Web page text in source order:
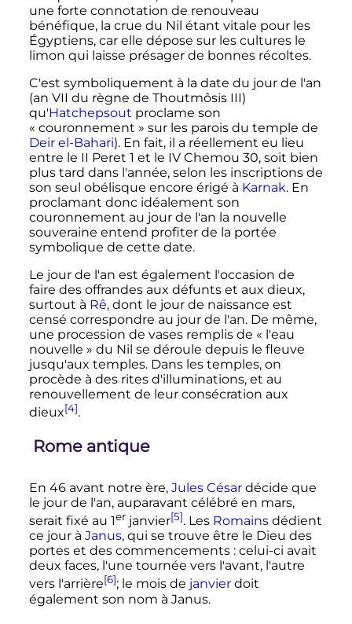
une forte connotation de renouveau
bénéfique, la crue du Nil étant vitale pour les
Égyptiens, car elle dépose sur les cultures le
limon qui laisse présager de bonnes récoltes.
C'est symboliquement à la date du jour de l'an
(an VII du règne de Thoutmôsis III)
qu'Hatchepsout proclame son
« couronnement » sur les parois du temple de
Deir el-Bahari). En fait, il a réellement eu lieu
entre le II Peret 1 et le IV Chemou 30, soit bien
plus tard dans l'année, selon les inscriptions de
son seul obélisque encore érigé à Karnak. En
proclamant donc idéalement son
couronnement au jour de l'an la nouvelle
souveraine entend profiter de la portée
symbolique de cette date.
Le jour de l'an est également l'occasion de
faire des offrandes aux défunts et aux dieux,
surtout à Rê, dont le jour de naissance est
censé correspondre au jour de l'an. De même,
une procession de vases remplis de « l'eau
nouvelle » du Nil se déroule depuis le fleuve
jusqu'aux temples. Dans les temples, on
procède à des rites d'illuminations, et au
renouvellement de leur consécration aux
dieux[4].
Rome antique
En 46 avant notre ère, Jules Césardécide que
le jour de l'an, auparavant célébré en mars,
serait fixé au 1er janvier[5]. Les Romainsdédient
ce jour à Janus, qui se trouve être le Dieu des
portes et des commencements : celui-ci avait
deux faces, l'une tournée vers l'avant, l'autre
vers l'arrière[6]; le mois de janvierdoit
également son nom à Janus.